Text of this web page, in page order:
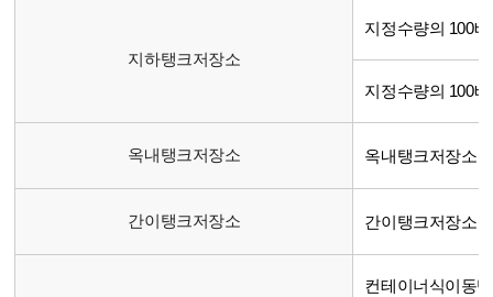
지하탱크저장소
지정수량의 100
지정수량의 100
옥내탱크저장소 옥내탱크저장소
간이탱크저장소 간이탱크저장소
컨테이너식이동